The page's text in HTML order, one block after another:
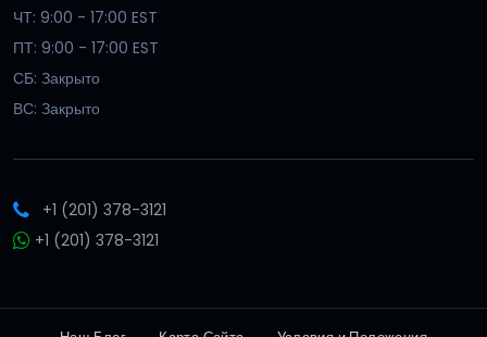
ЧТ: 9:00 - 17:00 EST
ПТ: 9:00 - 17:00 EST
СБ: Закрыто
ВС: Закрыто
+1 (201) 378-3121
+1 (201) 378-3121